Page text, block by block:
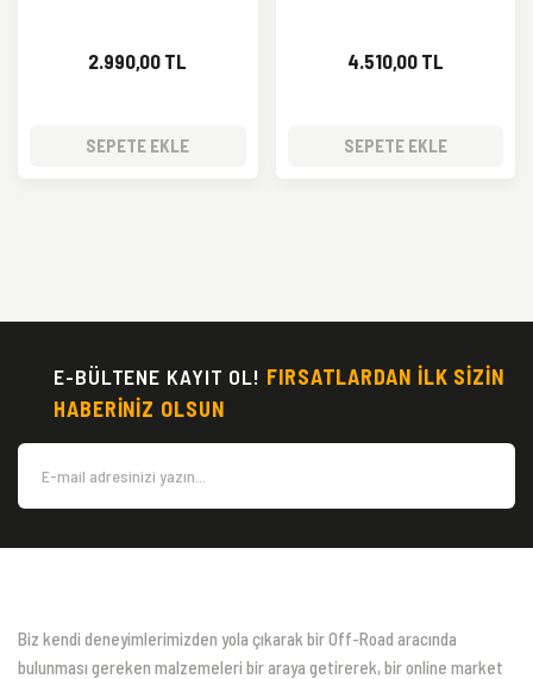
2.990,00 TL
SEPETE EKLE
4.510,00 TL
SEPETE EKLE
E-BÜLTENE KAYIT OL! FIRSATLARDAN İLK SİZİN
HABERİNİZ OLSUN
Biz kendi deneyimlerimizden yola çıkarak bir Off-Road aracında
bulunması gereken malzemeleri bir araya getirerek, bir online market